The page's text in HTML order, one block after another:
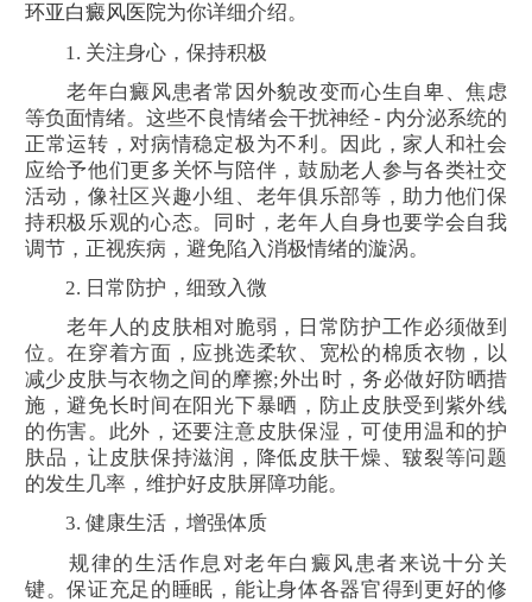
环亚白癜风医院为你详细介绍。
1. 关注身心，保持积极
老年白癜风患者常因外貌改变而心生自卑、焦虑
等负面情绪。这些不良情绪会干扰神经 - 内分泌系统的
正常运转，对病情稳定极为不利。因此，家人和社会
应给予他们更多关怀与陪伴，鼓励老人参与各类社交
活动，像社区兴趣小组、老年俱乐部等，助力他们保
持积极乐观的心态。同时，老年人自身也要学会自我
调节，正视疾病，避免陷入消极情绪的漩涡。
2. 日常防护，细致入微
老年人的皮肤相对脆弱，日常防护工作必须做到
位。在穿着方面，应挑选柔软、宽松的棉质衣物，以
减少皮肤与衣物之间的摩擦;外出时，务必做好防晒措
施，避免长时间在阳光下暴晒，防止皮肤受到紫外线
的伤害。此外，还要注意皮肤保湿，可使用温和的护
肤品，让皮肤保持滋润，降低皮肤干燥、皲裂等问题
的发生几率，维护好皮肤屏障功能。
3. 健康生活，增强体质
规律的生活作息对老年白癜风患者来说十分关
键。保证充足的睡眠，能让身体各器官得到更好的修